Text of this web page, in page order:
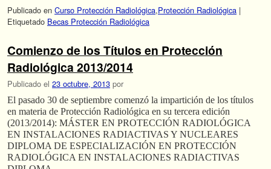
Publicado en Curso Protección Radiológica,Protección Radiológica |
Etiquetado Becas Protección Radiológica
Comienzo de los Títulos en Protección
Radiológica 2013/2014
Publicado el 23 octubre, 2013 por
El pasado 30 de septiembre comenzó la impartición de los títulos
en materia de Protección Radiológica en su tercera edición
(2013/2014): MÁSTER EN PROTECCIÓN RADIOLÓGICA
EN INSTALACIONES RADIACTIVAS Y NUCLEARES
DIPLOMA DE ESPECIALIZACIÓN EN PROTECCIÓN
RADIOLÓGICA EN INSTALACIONES RADIACTIVAS